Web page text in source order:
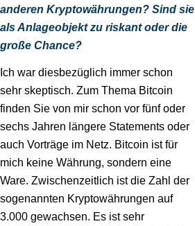
anderen Kryptowährungen? Sind sie
als Anlageobjekt zu riskant oder die
große Chance?
Ich war diesbezüglich immer schon
sehr skeptisch. Zum Thema Bitcoin
finden Sie von mir schon vor fünf oder
sechs Jahren längere Statements oder
auch Vorträge im Netz. Bitcoin ist für
mich keine Währung, sondern eine
Ware. Zwischenzeitlich ist die Zahl der
sogenannten Kryptowährungen auf
3.000 gewachsen. Es ist sehr